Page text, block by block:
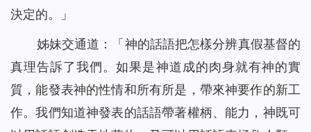
決定的。
」
姊妹交通道：「神的話語把怎樣分辨真假基督的
真理告訴了我們。如果是神道成的肉身就有神的實
質，能發表神的性情和所有所是，帶來神要作的新工
作。我們知道神發表的話語帶著權柄、能力，神既可